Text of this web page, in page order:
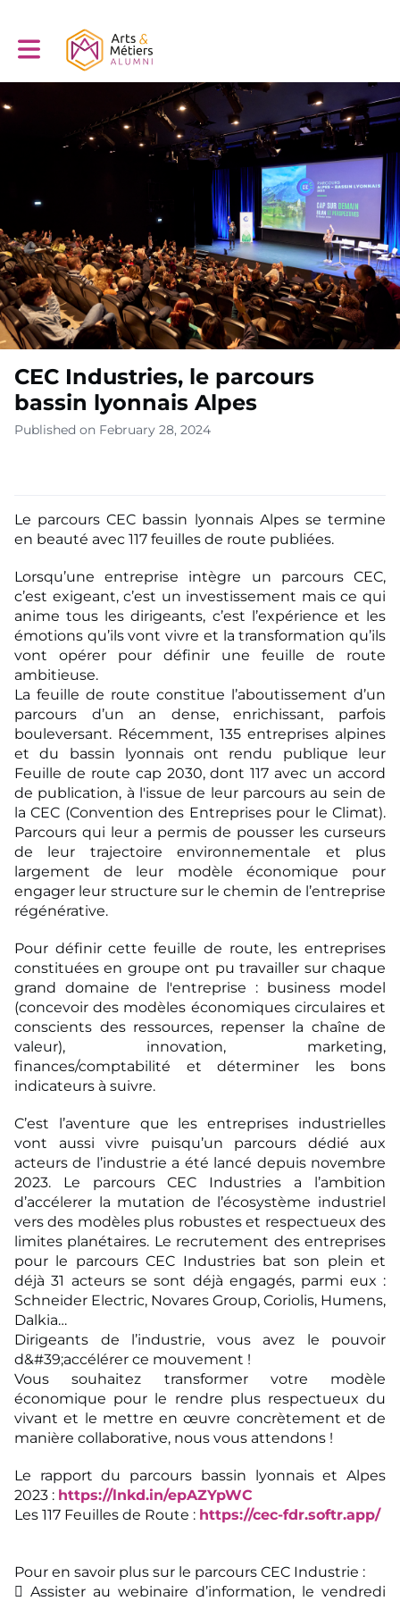
Toggle main navigation
CEC Industries, le parcours
bassin lyonnais Alpes
Published on February 28, 2024
Le parcours CEC bassin lyonnais Alpes se termine
en beauté avec 117 feuilles de route publiées.
Lorsqu’une entreprise intègre un parcours CEC,
c’est exigeant, c’est un investissement mais ce qui
anime tous les dirigeants, c’est l’expérience et les
émotions qu’ils vont vivre et la transformation qu’ils
vont opérer pour définir une feuille de route
ambitieuse.
La feuille de route constitue l’aboutissement d’un
parcours d’un an dense, enrichissant, parfois
bouleversant. Récemment, 135 entreprises alpines
et du bassin lyonnais ont rendu publique leur
Feuille de route cap 2030, dont 117 avec un accord
de publication, à l'issue de leur parcours au sein de
la CEC (Convention des Entreprises pour le Climat).
Parcours qui leur a permis de pousser les curseurs
de leur trajectoire environnementale et plus
largement de leur modèle économique pour
engager leur structure sur le chemin de l’entreprise
régénérative.
Pour définir cette feuille de route, les entreprises
constituées en groupe ont pu travailler sur chaque
grand domaine de l'entreprise : business model
(concevoir des modèles économiques circulaires et
conscients des ressources, repenser la chaîne de
valeur), innovation, marketing,
finances/comptabilité et déterminer les bons
indicateurs à suivre.
C’est l’aventure que les entreprises industrielles
vont aussi vivre puisqu’un parcours dédié aux
acteurs de l’industrie a été lancé depuis novembre
2023. Le parcours CEC Industries a l’ambition
d’accélerer la mutation de l’écosystème industriel
vers des modèles plus robustes et respectueux des
limites planétaires. Le recrutement des entreprises
pour le parcours CEC Industries bat son plein et
déjà 31 acteurs se sont déjà engagés, parmi eux :
Schneider Electric, Novares Group, Coriolis, Humens,
Dalkia…
Dirigeants de l’industrie, vous avez le pouvoir
d&#39;accélérer ce mouvement !
Vous souhaitez transformer votre modèle
économique pour le rendre plus respectueux du
vivant et le mettre en œuvre concrètement et de
manière collaborative, nous vous attendons !
Le rapport du parcours bassin lyonnais et Alpes
2023 : https://lnkd.in/epAZYpWC
Les 117 Feuilles de Route : https://cec-fdr.softr.app/
Pour en savoir plus sur le parcours CEC Industrie :
 Assister au webinaire d’information, le vendredi